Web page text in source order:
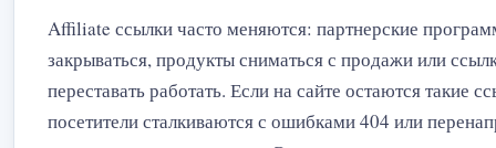
Affiliate ссылки часто меняются: партнерские
закрываться, продукты сниматься с продажи или
переставать работать. Если на сайте остаются такие
посетители сталкиваются с ошибками 404 или